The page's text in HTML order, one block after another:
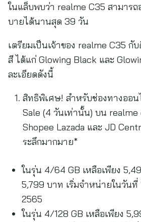
ในแล็บพบว่า realme C35 สามาร
บายได้นานสุด 39 วัน
เตรียมเป็นเจ้าของ realme C35 กั
สี ได้แก่ Glowing Black และ
ละเอียดดังนี้
สิทธิพิเศษ! สำหรับช่องทางออน
Sale (4 วันเท่านั้น) บน
Shopee Lazada และ JD
ระลึกมากมาย*
ในรุ่น 4/64 GB เหลือเพียง
5,799 บาท เริ่มจำหน่ายในวันที่
2565
ในรุ่น 4/128 GB เหลือเพียง